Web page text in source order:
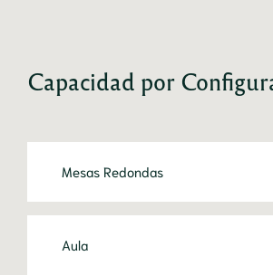
Capacidad por
Mesas Redondas
Aula